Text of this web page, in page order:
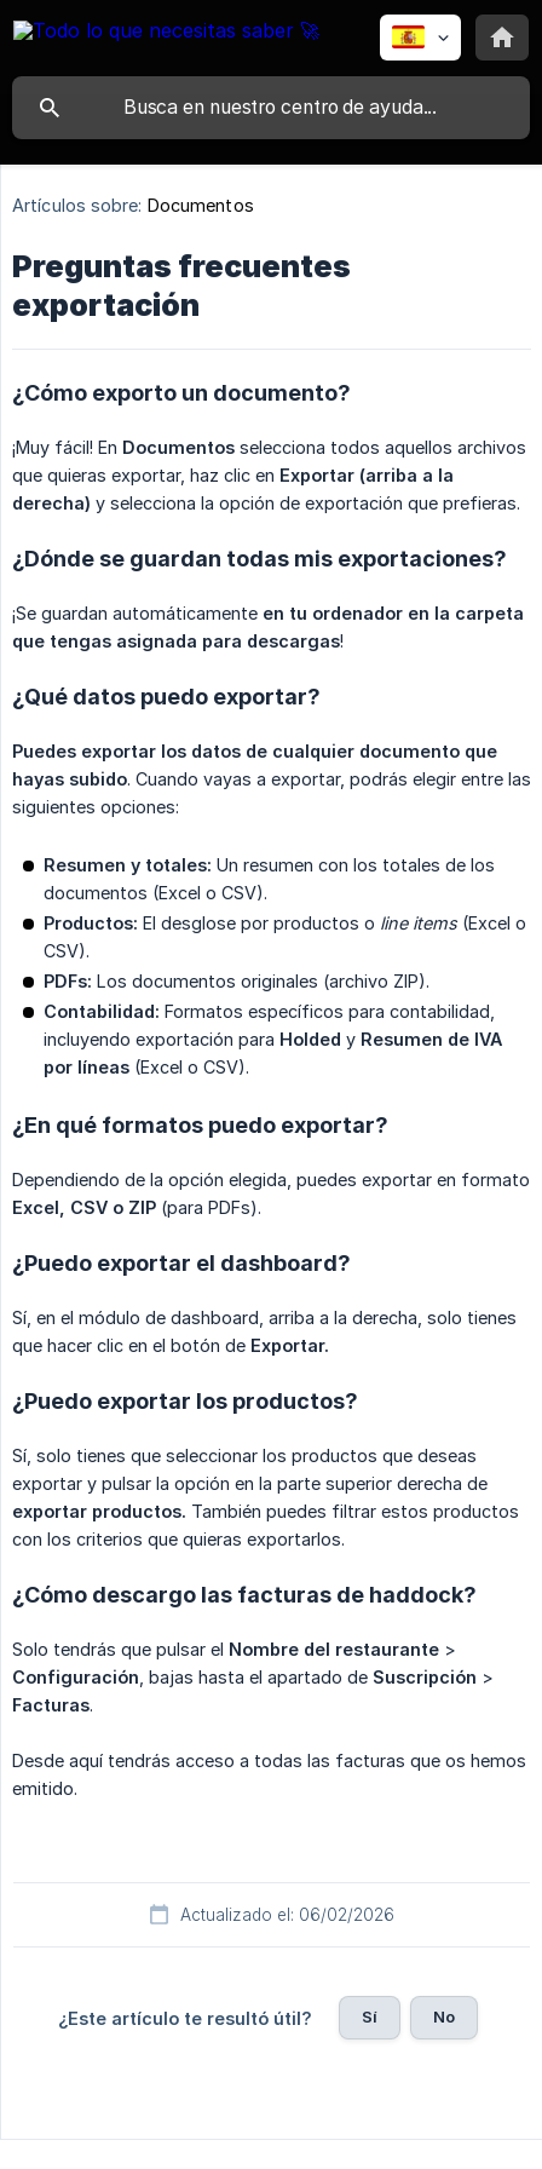
Artículos sobre: Documentos
Preguntas frecuentes
exportación
¿Cómo exporto un documento?
¡Muy fácil! En Documentos selecciona todos aquellos archivos
que quieras exportar, haz clic en Exportar (arriba a la
derecha) y selecciona la opción de exportación que prefieras.
¿Dónde se guardan todas mis exportaciones?
¡Se guardan automáticamente en tu ordenador en la carpeta
que tengas asignada para descargas!
¿Qué datos puedo exportar?
Puedes exportar los datos de cualquier documento que
hayas subido. Cuando vayas a exportar, podrás elegir entre las
siguientes opciones:
Resumen y totales: Un resumen con los totales de los
documentos (Excel o CSV).
Productos: El desglose por productos o line items(Excel o
CSV).
PDFs: Los documentos originales (archivo ZIP).
Contabilidad: Formatos específicos para contabilidad,
incluyendo exportación para Holded y Resumen de IVA
por líneas (Excel o CSV).
¿En qué formatos puedo exportar?
Dependiendo de la opción elegida, puedes exportar en formato
Excel, CSV o ZIP (para PDFs).
¿Puedo exportar el dashboard?
Sí, en el módulo de dashboard, arriba a la derecha, solo tienes
que hacer clic en el botón de Exportar.
¿Puedo exportar los productos?
Sí, solo tienes que seleccionar los productos que deseas
exportar y pulsar la opción en la parte superior derecha de
exportar productos. También puedes filtrar estos productos
con los criterios que quieras exportarlos.
¿Cómo descargo las facturas de haddock?
Solo tendrás que pulsar el Nombre del restaurante >
Configuración , bajas hasta el apartado de Suscripción >
Facturas.
Desde aquí tendrás acceso a todas las facturas que os hemos
emitido.
Actualizado el: 06/02/2026
¿Este artículo te resultó útil? Sí No